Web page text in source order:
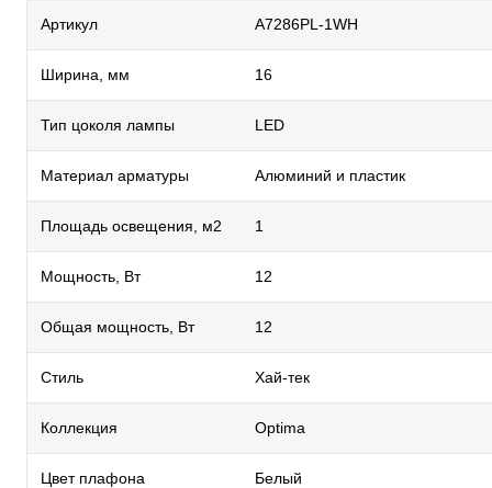
Артикул A7286PL-1WH
Ширина, мм 16
Тип цоколя лампы LED
Материал арматуры Алюминий и пластик
Площадь освещения, м2 1
Мощность, Вт 12
Общая мощность, Вт 12
Стиль Хай-тек
Коллекция Optima
Цвет плафона Белый